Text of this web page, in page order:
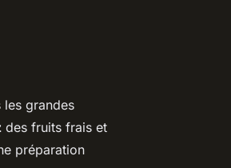
les grandes
des fruits frais et
préparation